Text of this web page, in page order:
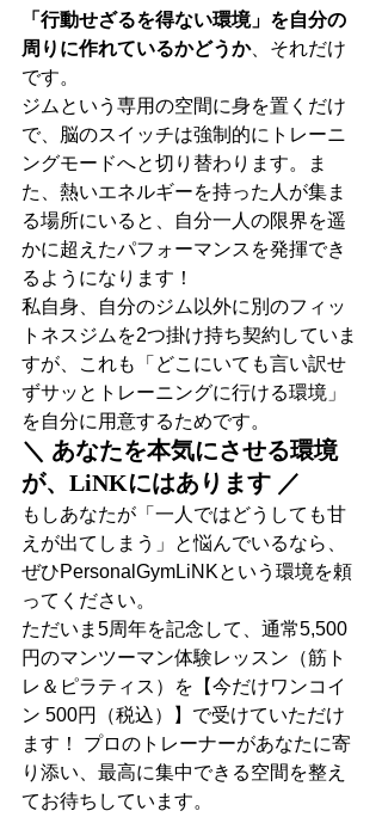
「行動せざるを得ない環境」を自分の
周りに作れているかどうか、それだけ
です。
ジムという専用の空間に身を置くだけ
で、脳のスイッチは強制的にトレーニ
ングモードへと切り替わります。ま
た、熱いエネルギーを持った人が集ま
る場所にいると、自分一人の限界を遥
かに超えたパフォーマンスを発揮でき
るようになります！
私自身、自分のジム以外に別のフィッ
トネスジムを2つ掛け持ち契約していま
すが、これも「どこにいても言い訳せ
ずサッとトレーニングに行ける環境」
を自分に用意するためです。
＼ あなたを本気にさせる環境
が、LiNKにはあります ／
もしあなたが「一人ではどうしても甘
えが出てしまう」と悩んでいるなら、
ぜひPersonalGymLiNKという環境を頼
ってください。
ただいま5周年を記念して、通常5,500
円のマンツーマン体験レッスン（筋ト
レ＆ピラティス）を【今だけワンコイ
ン 500円（税込）】で受けていただけ
ます！ プロのトレーナーがあなたに寄
り添い、最高に集中できる空間を整え
てお待ちしています。